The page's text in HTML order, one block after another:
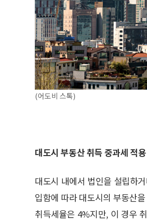
(어도비 스톡)
대도시 부동산 취득 중과세 적용
대도시 내에서 법인을 설립하
입함에 따라 대도시의 부동산
취득세율은 4%지만, 이 경우